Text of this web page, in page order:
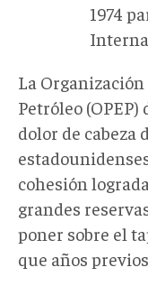
1974
La Organización
Petróleo
dolor de cabeza
cohesión
grandes
poner sobre el
que años